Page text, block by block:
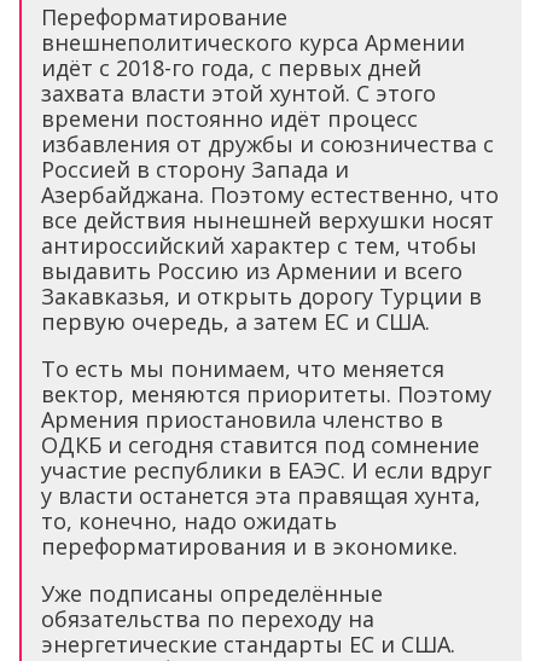
Переформатирование
внешнеполитического курса Армении
идёт с 2018-го года, с первых дней
захвата власти этой хунтой. С этого
времени постоянно идёт процесс
избавления от дружбы и союзничества с
Россией в сторону Запада и
Азербайджана. Поэтому естественно, что
все действия нынешней верхушки носят
антироссийский характер с тем, чтобы
выдавить Россию из Армении и всего
Закавказья, и открыть дорогу Турции в
первую очередь, а затем ЕС и США.
То есть мы понимаем, что меняется
вектор, меняются приоритеты. Поэтому
Армения приостановила членство в
ОДКБ и сегодня ставится под сомнение
участие республики в ЕАЭС. И если вдруг
у власти останется эта правящая хунта,
то, конечно, надо ожидать
переформатирования и в экономике.
Уже подписаны определённые
обязательства по переходу на
энергетические стандарты ЕС и США.